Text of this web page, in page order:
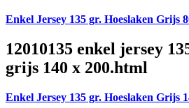
Enkel Jersey 135 gr. Hoeslaken Grijs
12010135 enkel jersey
grijs 140 x 200.html
Enkel Jersey 135 gr. Hoeslaken Grijs